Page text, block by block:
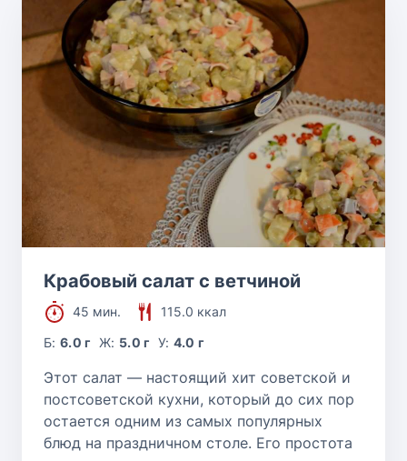
Крабовый салат с ветчиной
45 мин.
115.0 ккал
Б:6.0 г Ж: 5.0 г У: 4.0 г
Этот салат — настоящий хит советской и
постсоветской кухни, который до сих пор
остается одним из самых популярных
блюд на праздничном столе. Его простота